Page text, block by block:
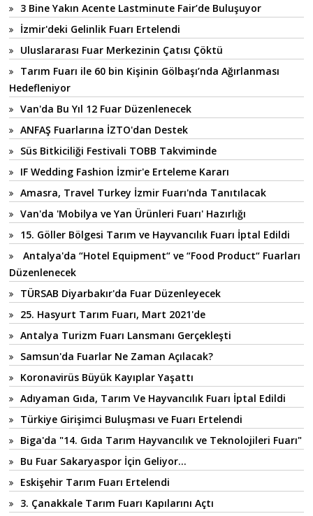
3 Bine Yakın Acente Lastminute Fair’de Buluşuyor
İzmir'deki Gelinlik Fuarı Ertelendi
Uluslararası Fuar Merkezinin Çatısı Çöktü
Tarım Fuarı ile 60 bin Kişinin Gölbaşı’nda Ağırlanması
Hedefleniyor
Van'da Bu Yıl 12 Fuar Düzenlenecek
ANFAŞ Fuarlarına İZTO'dan Destek
Süs Bitkiciliği Festivali TOBB Takviminde
IF Wedding Fashion İzmir'e Erteleme Kararı
Amasra, Travel Turkey İzmir Fuarı'nda Tanıtılacak
Van'da 'Mobilya ve Yan Ürünleri Fuarı' Hazırlığı
15. Göller Bölgesi Tarım ve Hayvancılık Fuarı İptal Edildi
Antalya'da “Hotel Equipment“ ve “Food Product“ Fuarları
Düzenlenecek
TÜRSAB Diyarbakır'da Fuar Düzenleyecek
25. Hasyurt Tarım Fuarı, Mart 2021'de
Antalya Turizm Fuarı Lansmanı Gerçekleşti
Samsun'da Fuarlar Ne Zaman Açılacak?
Koronavirüs Büyük Kayıplar Yaşattı
Adıyaman Gıda, Tarım Ve Hayvancılık Fuarı İptal Edildi
Türkiye Girişimci Buluşması ve Fuarı Ertelendi
Biga'da "14. Gıda Tarım Hayvancılık ve Teknolojileri Fuarı"
Bu Fuar Sakaryaspor İçin Geliyor...
Eskişehir Tarım Fuarı Ertelendi
3. Çanakkale Tarım Fuarı Kapılarını Açtı